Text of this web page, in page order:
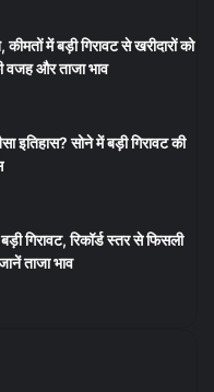
में बड़ी गिरावट से खरीदारों को
वजह और ताजा भाव
इतिहास? सोने में बड़ी गिरावट की
गिरावट, रिकॉर्ड स्तर से फिसली
ताजा भाव